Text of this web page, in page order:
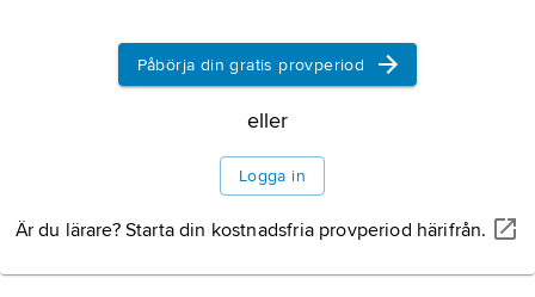
Påbörja din gratis provperiod
eller
Logga in
Är du lärare? Starta din kostnadsfria provperiod härifrån.